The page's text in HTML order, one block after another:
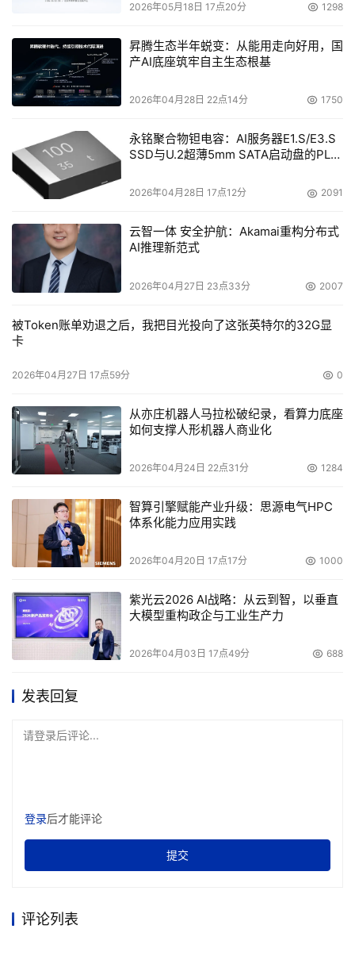
寸（后两种常用于笔记本及部分袖珍精密仪器中，现在台式
机中常用3.5英寸的盘片）；如果按硬盘与电脑之间的数据
接口，可分为两大类：IDE接口及SCSI接口硬盘两大阵营。
技术规格：
目前台式机中硬盘的外形差不了多少，在技术规格上有
几项重要的指标：
1.平均寻道时间（average seek time），指硬盘磁
头移动到数据所在磁道时所用的时间，单位为毫秒
（ms）。注意它与平均访问时间的差别，平均寻道时间当
然是越小越好，现在选购硬盘时应该选择平均寻道时间低于
到数据所在的磁道后，然后等待所要的数据块继续转动（半
3.道至道时间（single track seek），指磁头从一磁
道转移至另一磁道的时间，单位为毫秒（ms）。
4.全程访问时间（max full seek），指磁头开始移
动直到最后找到所需要的数据块所用的全部时间，单位为毫
秒（ms）。
指定数据的平均时间，单位为毫秒。通常是平均寻道时间和
平均潜伏时间之和。注意：现在不少硬盘广告之中所说的平
均访问时间大部分都是用平均寻道时间所代替的。
rate），也叫持续数据传输率（sustained transfer
rate），单位Mb/S（注意与MB/S之间的差别）。它指磁头
位/秒的意思，如果需要转换成MB/S（兆字节/秒），就必
须将Mbps数据除以8（一字节8位数）。例如，WD36400
硬盘给出的最大内部数据传输率为131Mbps,但如果按MB/S
7.外部数据传输率：通称突发数据传输率（burst
2026年05月18日 17点20分 1298
昇腾生态半年蜕变：从能用走向好用，国
产AI底座筑牢自主生态根基
2026年04月28日 22点14分 1750
永铭聚合物钽电容：AI服务器E1.S/E3.S
SSD与U.2超薄5mm SATA启动盘的PLP
2026年04月28日 17点12分 2091
云智一体 安全护航：Akamai重构分布式
AI推理新范式
2026年04月27日 23点33分 2007
被Token账单劝退之后，我把目光投向了这张英特尔的32G显
卡
2026年04月27日 17点59分 0
从亦庄机器人马拉松破纪录，看算力底座
如何支撑人形机器人商业化
2026年04月24日 22点31分 1284
智算引擎赋能产业升级：思源电气HPC
体系化能力应用实践
2026年04月20日 17点17分 1000
紫光云2026 AI战略：从云到智，以垂直
大模型重构政企与工业生产力
2026年04月03日 17点49分 688
发表回复
请登录后评论...
登录后才能评论
提交
评论列表